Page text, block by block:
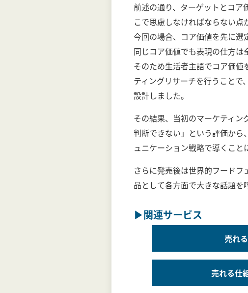
前述の通り、ターゲットとコア
こで思慮しなければならない点
今回の場合、コア価値を先に選
同じコア価値でも表現の仕方は
そのため生活者主語でコア価
ティングリサーチを行うことで
設計しました。
その結果、当初のマーケティ
判断できない」という評価から
ュニケーション戦略で導くこと
さらに発売後は世界的フード
品として各方面で大きな話題を
▶関連サービス
売れ
売れる仕